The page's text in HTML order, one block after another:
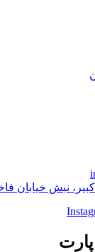
کبیر، نبش خیابان